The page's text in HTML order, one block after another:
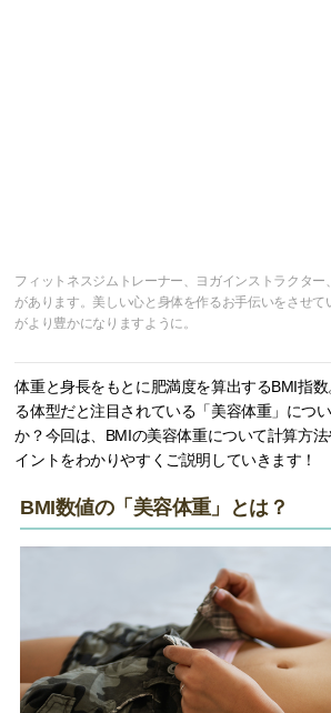
フィットネスジムトレーナー、ヨガインストラクター
があります。美しい心と身体を作るお手伝いをさせて
がより豊かになりますように。
体重と身長をもとに肥満度を算出するBMI指
る体型だと注目されている「美容体重」につ
か？今回は、BMIの美容体重について計算方
イントをわかりやすくご説明していきます！
BMI数値の「美容体重」とは？